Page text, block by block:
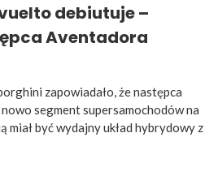
debiutuje –
Aventadora
zapowiadało, że następca
segment supersamochodów na
miał być wydajny układ hybrydowy z